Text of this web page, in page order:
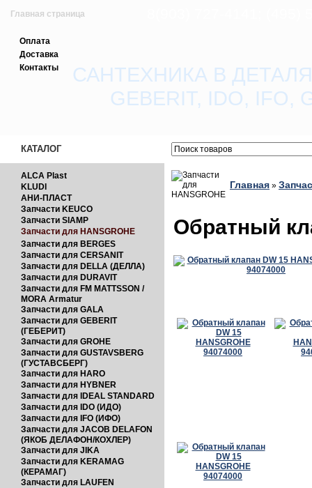
Главная страница
Зарегистрироваться
Вход с паролем
Оплата
Доставка
Контакты
САНТЕХНИКА В
GEBERIT, IDO, IFO,
КАТАЛОГ
ALCA Plast
KLUDI
АНИ-ПЛАСТ
Запчасти KEUCO
Запчасти SIAMP
Запчасти для HANSGROHE
Запчасти для BERGES
Запчасти для CERSANIT
Запчасти для DELLA (ДЕЛЛА)
Запчасти для DURAVIT
Запчасти для FM MATTSSON /
MORA Armatur
Запчасти для GALA
Запчасти для GEBERIT
(ГЕБЕРИТ)
Запчасти для GROHE
Запчасти для GUSTAVSBERG
(ГУСТАВСБЕРГ)
Запчасти для HARO
Запчасти для HYBNER
Запчасти для IDEAL STANDARD
Запчасти для IDO (ИДО)
Запчасти для IFO (ИФО)
Запчасти для JACOB DELAFON
(ЯКОБ ДЕЛАФОН/КОХЛЕР)
Запчасти для JIKA
Запчасти для KERAMAG
(КЕРАМАГ)
Запчасти для LAUFEN
Главная »
Обратный